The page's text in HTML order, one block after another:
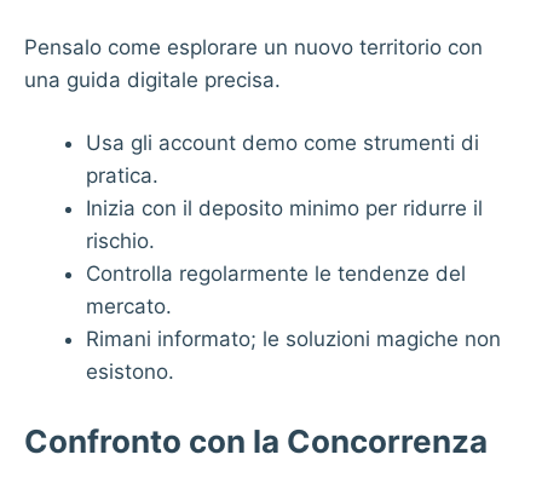
Pensalo come esplorare un nuovo territorio con
una guida digitale precisa.
Usa gli account demo come strumenti di
pratica.
Inizia con il deposito minimo per ridurre il
rischio.
Controlla regolarmente le tendenze del
mercato.
Rimani informato; le soluzioni magiche non
esistono.
Confronto con la Concorrenza